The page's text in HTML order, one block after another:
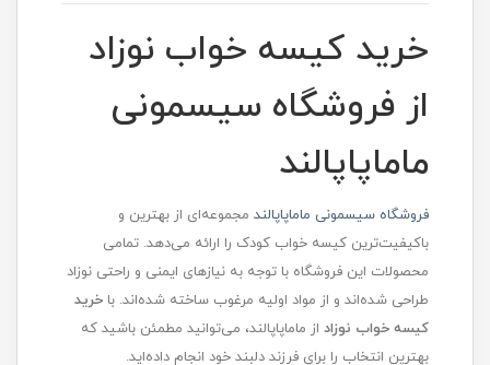
خرید کیسه خواب نوزاد
از فروشگاه سیسمونی
ماماپاپالند
فروشگاه سیسمونی ماماپاپالند مجموعه‌ای از بهترین و
باکیفیت‌ترین کیسه خواب‌ کودک را ارائه می‌دهد. تمامی
محصولات این فروشگاه با توجه به نیازهای ایمنی و راحتی نوزاد
طراحی شده‌اند و از مواد اولیه مرغوب ساخته شده‌اند. با خرید
کیسه خواب نوزاد از ماماپاپالند، می‌توانید مطمئن باشید که
بهترین انتخاب را برای فرزند دلبند خود انجام داده‌اید.